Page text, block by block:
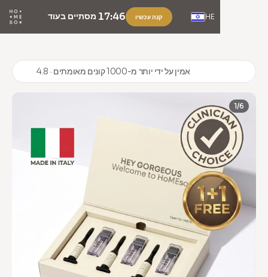
HE מסתיים בעוד 17:46 קנה עכשיו
4.8 · אמין על ידי יותר מ-1000 קונים מאומתים
1/6